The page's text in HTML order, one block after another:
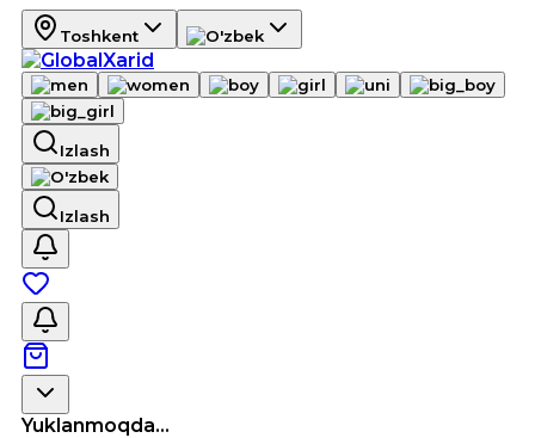
Toshkent
Izlash
Izlash
Yuklanmoqda...